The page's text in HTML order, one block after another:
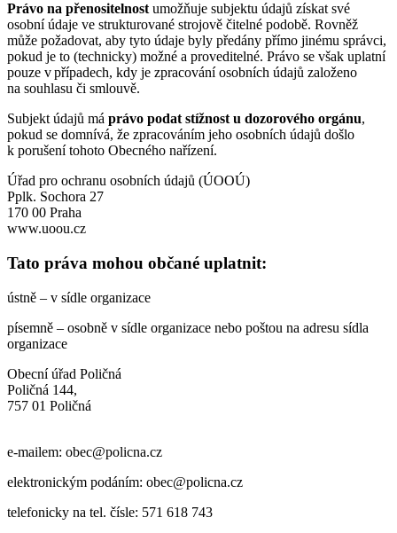
Právo na přenositelnost umožňuje subjektu údajů získat své
osobní údaje ve strukturované strojově čitelné podobě. Rovněž
může požadovat, aby tyto údaje byly předány přímo jinému správci,
pokud je to (technicky) možné a proveditelné. Právo se však uplatní
pouze v případech, kdy je zpracování osobních údajů založeno
na souhlasu či smlouvě.
Subjekt údajů má právo podat stížnost u dozorového orgánu,
pokud se domnívá, že zpracováním jeho osobních údajů došlo
k porušení tohoto Obecného nařízení.
Úřad pro ochranu osobních údajů (ÚOOÚ)
Pplk. Sochora 27
170 00 Praha
www.uoou.cz
Tato práva mohou občané uplatnit:
ústně – v sídle organizace
písemně – osobně v sídle organizace nebo poštou na adresu sídla
organizace
Obecní úřad Poličná
Poličná 144,
757 01 Poličná
e-mailem: obec@policna.cz
elektronickým podáním: obec@policna.cz
telefonicky na tel. čísle: 571 618 743